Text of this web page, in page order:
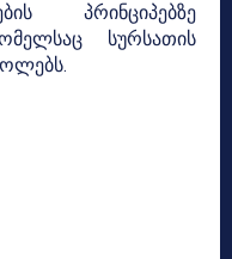
პრინციპებზე
სურსათის